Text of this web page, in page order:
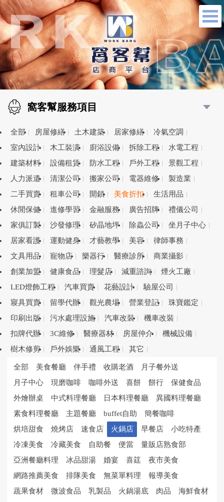
窩客幫服務項目
全部 房屋修繕 土木建築 居家修繕
冷氣空調
室內設計
木工裝潢 廚浴設備 拆除工程
水電工程
建築材料
設備租賃 防水工程 戶外工程
景觀工程
人力派遣
清潔公司 搬家公司 電器維修
製造業
二手買賣
租車公司 開鎖 美食折扣
生活用品
休閒保健
進修學習 金融服務 廣告招牌
禮儀公司
家俱訂製
沙發修理 矽晶地坪 除蟲公司
坐月子中心
居家看護
運動健身 才藝教學 美容
律師事務
文具用品
寵物店 樂器行 醫療診所
商業攝影
創業加盟
健康食品 理髮店 減重諮詢
煙火工廠
LED燈飾工程
汽車買賣 花藝設計
驗屋公司
寢具買賣
留學代辦 觀光農場 營業登記
珠寶鑑定
印刷出版
污水處理設施 汽車改裝
機車改裝
扣牌代辦
3C維修 醫療器材 房屋仲介
機械設備
樹木修剪
戶外娛樂 通風工程 其它
全部 美食餐廳 伴手禮 收購老酒
月子餐外送
月子中心
現磨咖啡 咖啡外送 喜餅 餅行
保健食品
外燴辦桌
中式料理餐廳 日本料理餐廳
異國料理餐廳
素食料理餐廳
主題餐廳 buffet自助
簡餐咖啡
烘培甜食
燒烤店 速食店 火鍋店 早餐店
小吃特產
冷凍美食
冷藏美食 自助餐 便當
量販店熟食部
亞洲餐廳料理
冰品甜湯 婚宴 喜筳
夜市美食
網路推薦美食
排隊美食 無菜單料理
報導美食
蔬果食材
微波食品 乳製品 火鍋湯底 肉品
海鮮食材